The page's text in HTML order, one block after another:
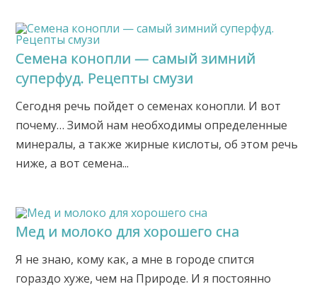
Семена конопли — самый зимний
суперфуд. Рецепты смузи
Сегодня речь пойдет о семенах конопли. И вот
почему… Зимой нам необходимы определенные
минералы, а также жирные кислоты, об этом речь
ниже, а вот семена...
Мед и молоко для хорошего сна
Я не знаю, кому как, а мне в городе спится
гораздо хуже, чем на Природе. И я постоянно